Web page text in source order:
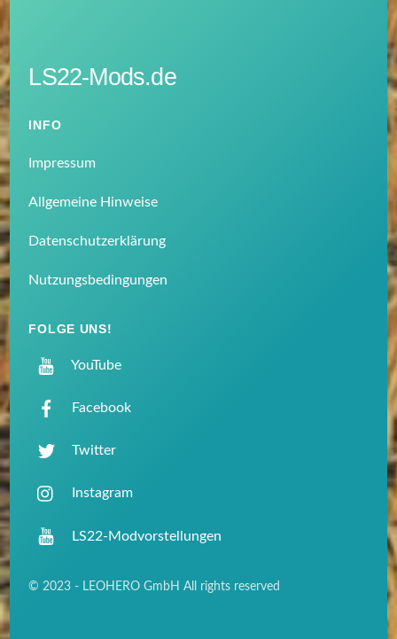
LS22-Mods.de
INFO
Impressum
Allgemeine Hinweise
Datenschutzerklärung
Nutzungsbedingungen
FOLGE UNS!
YouTube
Facebook
Twitter
Instagram
LS22-Modvorstellungen
© 2023 - LEOHERO GmbH All rights reserved